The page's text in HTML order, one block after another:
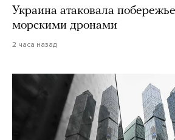
Украина атаковала
морскими дронами
2 часа назад